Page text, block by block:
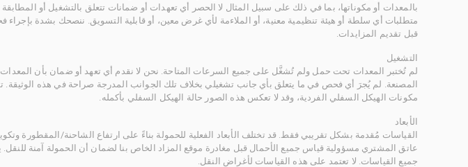
بالمعدات أو مكوناتها، بما في ذلك على سبيل المثال لا الحصر أي تعهدات أو ضمانات تتعلق بالتشغيل أو المطابقة
متطلبات أي سلطة أو هيئة تنظيمية معنية، أو الملاءمة لأي غرض معين، أو قابلية التسويق. ننصحك بشدة
قبل تقديم المزايدات.
التشغيل
لم تُختبر المعدات تحت حمل ولم تُشغَّل على جميع السرعات المتاحة. نحن لا نقدم أي تعهد أو ضمان بأن
المصنعة. لم يُجرَ أي فحص في ما يتعلق بأي جانب تشغيلي بخلاف تلك الجوانب المدرجة صراحة في هذه الوثيقة.
مكونات الهيكل السفلي الفردية، وقد لا تعكس هذه الصور حالة الهيكل السفلي بأكمله.
الأبعاد
القياسات مُقدمة بشكل تقريبي فقط. قد تختلف الأبعاد الفعلية للحمولة بناءً على ارتفاع الشاحنة/المقطورة
عاتق المشتري مسؤولية قياس جميع الأحمال قبل مغادرة موقع المزاد الخاص بنا لضمان أن الحمولة آمنة
جميع القياسات. لا تعتمد على هذه القياسات لأغراض النقل.